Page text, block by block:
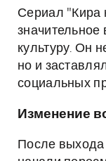
Сериал "Кира
культуру. Он
но и
социальных
Изменение
После выхода